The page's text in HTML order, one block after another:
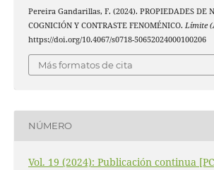
Pereira Gandarillas, F. (2024). PROPIEDADES DE
COGNICIÓN Y CONTRASTE FENOMÉNICO. Límite
https://doi.org/10.4067/s0718-50652024000100206
Más formatos de cita
NÚMERO
Vol. 19 (2024): Publicación continua